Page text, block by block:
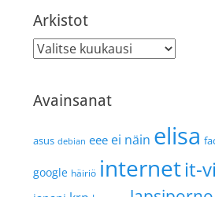
Arkistot
Arkistot
Avainsanat
asus debian eee ei näin elisa
google häiriö internetit-